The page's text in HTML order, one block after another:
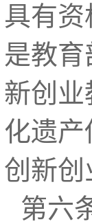
具有
是教
新创
化遗
创新
第六